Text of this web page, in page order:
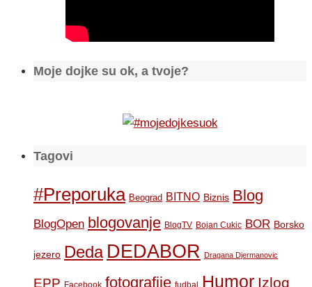
Moje dojke su ok, a tvoje?
Tagovi
#Preporuka Beograd BITNO Biznis Blog
BlogOpen blogovanje BlogTV Bojan Cukic BOR Borsko
jezero Deda DEDABOR Dragana Djermanovic
EPP Facebook fotografije fudbal Humor Izlog